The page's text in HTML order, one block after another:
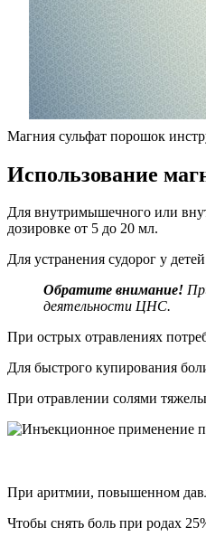
Магния сульфат порошок
Использование
Для внутримышечного или
дозировке от 5 до 20 мл.
Для устранения судорог у
Обратите внимание!
деятельности ЦНС.
При острых отравлениях
Для быстрого купирования
При отравлении солями
При аритмии, повышенном
Чтобы снять боль при родах